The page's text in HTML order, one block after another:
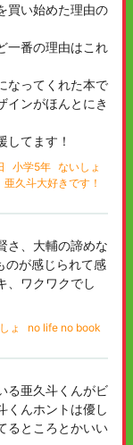
買い始めた理由の
一番の理由はこれ
なってくれた本で
インがほんとにき
してます！
小学5年 ないしょ
亜久斗大好きです！
さ、大輔の諦めな
のが感じられて感
、ワクワクでし
ょ no life no book
る亜久斗くんがビ
くんホントは優し
るところとかいい